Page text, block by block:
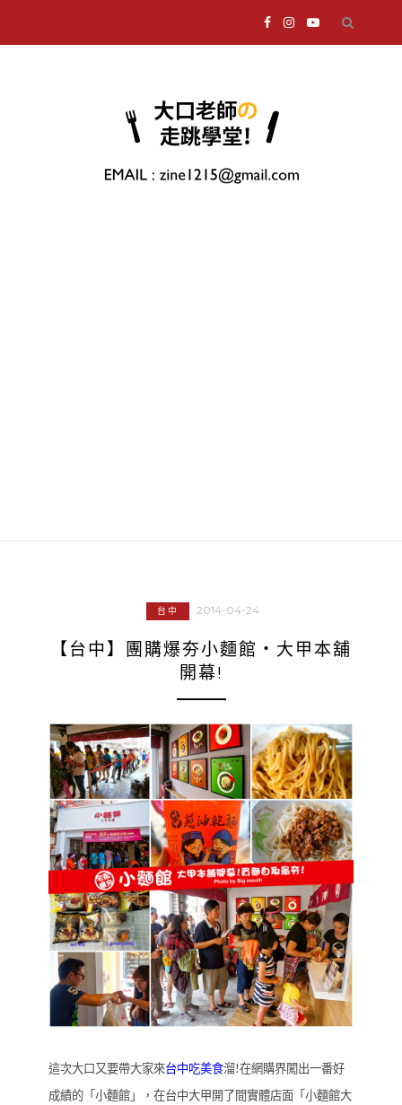
台中 2014-04-24
【台中】團購爆夯小麵館‧大甲本舖
開幕!
這次大口又要帶大家來台中吃美食溜!在網購界闖出一番好
成績的「小麵館」，在台中大甲開了間實體店面「小麵館大